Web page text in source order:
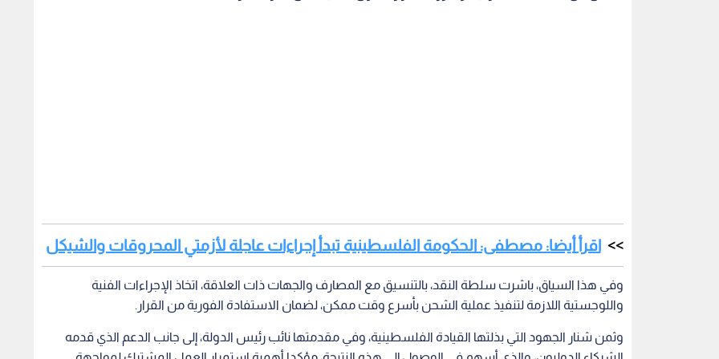
اقرأ أيضا: مصطفى: الحكومة الفلسطينية تبدأ إجراءات عاجلة لأزمتي المحروقات والشيكل
وفي هذا السياق، باشرت سلطة النقد، بالتنسيق مع المصارف والجهات ذات العلاقة، اتخاذ الإجراءات الفنية
واللوجستية اللازمة لتنفيذ عملية الشحن بأسرع وقت ممكن، لضمان الاستفادة الفورية من القرار.
وثمن شنار الجهود التي بذلتها القيادة الفلسطينية، وفي مقدمتها نائب رئيس الدولة، إلى جانب الدعم الذي قدمه